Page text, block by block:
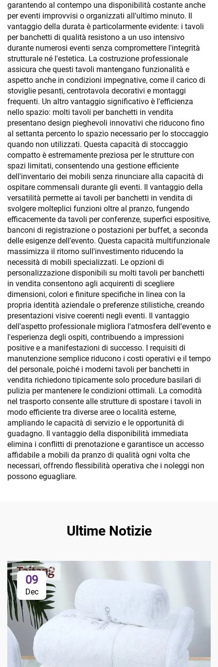
garantendo al contempo una disponibilità costante anche
per eventi improvvisi o organizzati all'ultimo minuto. Il
vantaggio della durata è particolarmente evidente: i tavoli
per banchetti di qualità resistono a un uso intensivo
durante numerosi eventi senza compromettere l'integrità
strutturale né l'estetica. La costruzione professionale
assicura che questi tavoli mantengano funzionalità e
aspetto anche in condizioni impegnative, come il carico di
stoviglie pesanti, centrotavola decorativi e montaggi
frequenti. Un altro vantaggio significativo è l'efficienza
nello spazio: molti tavoli per banchetti in vendita
presentano design pieghevoli innovativi che riducono fino
al settanta percento lo spazio necessario per lo stoccaggio
quando non utilizzati. Questa capacità di stoccaggio
compatto è estremamente preziosa per le strutture con
spazi limitati, consentendo una gestione efficiente
dell'inventario dei mobili senza rinunciare alla capacità di
ospitare commensali durante gli eventi. Il vantaggio della
versatilità permette ai tavoli per banchetti in vendita di
svolgere molteplici funzioni oltre al pranzo, fungendo
efficacemente da tavoli per conferenze, superfici espositive,
banconi di registrazione o postazioni per buffet, a seconda
delle esigenze dell'evento. Questa capacità multifunzionale
massimizza il ritorno sull'investimento riducendo la
necessità di mobili specializzati. Le opzioni di
personalizzazione disponibili su molti tavoli per banchetti
in vendita consentono agli acquirenti di scegliere
dimensioni, colori e finiture specifiche in linea con la
propria identità aziendale o preferenze stilistiche, creando
presentazioni visive coerenti negli eventi. Il vantaggio
dell'aspetto professionale migliora l'atmosfera dell'evento e
l'esperienza degli ospiti, contribuendo a impressioni
positive e a manifestazioni di successo. I requisiti di
manutenzione semplice riducono i costi operativi e il tempo
del personale, poiché i moderni tavoli per banchetti in
vendita richiedono tipicamente solo procedure basilari di
pulizia per mantenere le condizioni ottimali. La comodità
nel trasporto consente alle strutture di spostare i tavoli in
modo efficiente tra diverse aree o località esterne,
ampliando le capacità di servizio e le opportunità di
guadagno. Il vantaggio della disponibilità immediata
elimina i conflitti di prenotazione e garantisce un accesso
affidabile a mobili da pranzo di qualità ogni volta che
necessari, offrendo flessibilità operativa che i noleggi non
possono eguagliare.
Ultime Notizie
09
Dec